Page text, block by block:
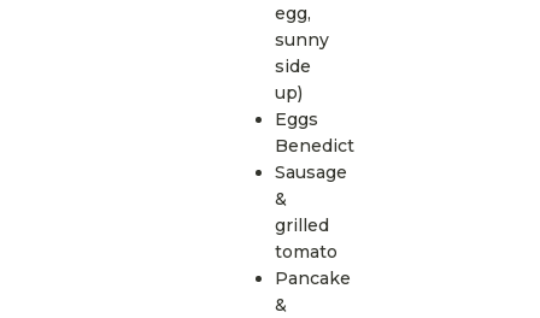
egg,
sunny
side
up)
Eggs
Benedict
Sausage
&
grilled
tomato
Pancake
&